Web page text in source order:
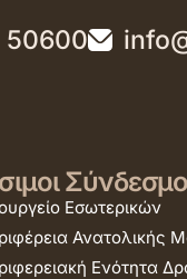
50600
Εσωτερικών
Ανατολικής
Ενότητα